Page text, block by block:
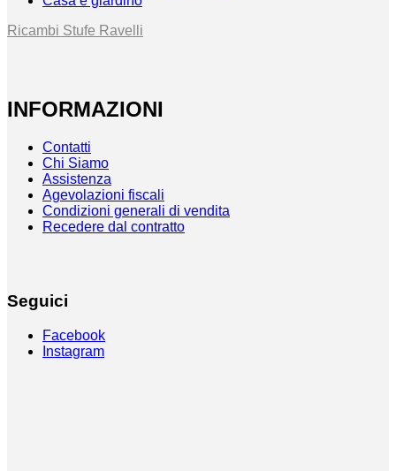
Ricambi Stufe Ravelli
INFORMAZIONI
Contatti
Chi Siamo
Assistenza
Agevolazioni fiscali
Condizioni generali di vendita
Recedere dal contratto
Seguici
Facebook
Instagram